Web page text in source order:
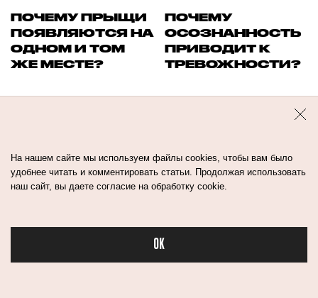
ПОЧЕМУ ПРЫЩИ
ПОЯВЛЯЮТСЯ НА
ОДНОМ И ТОМ
ЖЕ МЕСТЕ?
ПОЧЕМУ
ОСОЗНАННОСТЬ
ПРИВОДИТ К
ТРЕВОЖНОСТИ?
КАК УСТРОЕНА
8 МАСЕЛ ДЛЯ
На нашем сайте мы используем файлы cookies, чтобы вам было
удобнее читать и комментировать статьи. Продолжая использовать
наш сайт, вы даете согласие на обработку cookie.
OK